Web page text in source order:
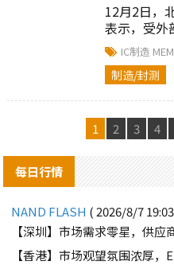
12月2日，
表示，受外
新区投资建
止推进....
IC制造
制造/封测
1 2 3 4
每日行情
NAND FLASH ( 2026/8/7
【深圳】市场需求零星，供应
【香港】市场观望氛围浓厚